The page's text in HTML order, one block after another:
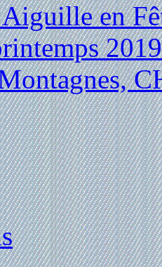
Aiguille en
2019